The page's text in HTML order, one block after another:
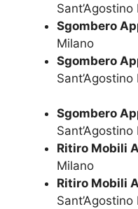
Sgombero
Milano
Sgombero
Sgombero
Ritiro Mobili
Milano
Ritiro Mobili